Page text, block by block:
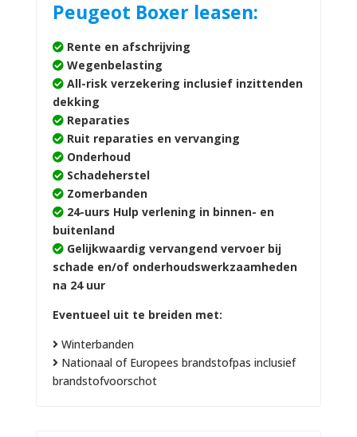
Peugeot Boxer leasen:
Rente en afschrijving
Wegenbelasting
All-risk verzekering inclusief inzittenden
dekking
Reparaties
Ruit reparaties en vervanging
Onderhoud
Schadeherstel
Zomerbanden
24-uurs Hulp verlening in binnen- en
buitenland
Gelijkwaardig vervangend vervoer bij
schade en/of onderhoudswerkzaamheden
na 24 uur
Eventueel uit te breiden met:
Winterbanden
Nationaal of Europees brandstofpas inclusief
brandstofvoorschot